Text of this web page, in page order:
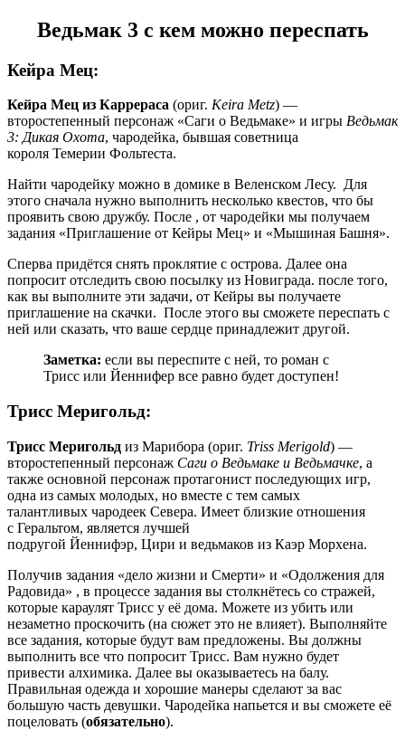
Ведьмак 3 с кем можно переспать
Кейра Мец:
Кейра Мец из Каррераса (ориг. Keira Metz) —
второстепенный персонаж «Саги о Ведьмаке» и игры Ведьмак
3: Дикая Охота, чародейка, бывшая советница
короля Темерии Фольтеста.
Найти чародейку можно в домике в Веленском Лесу. Для
этого сначала нужно выполнить несколько квестов, что бы
проявить свою дружбу. После , от чародейки мы получаем
задания «Приглашение от Кейры Мец» и «Мышиная Башня».
Сперва придётся снять проклятие с острова. Далее она
попросит отследить свою посылку из Новиграда. после того,
как вы выполните эти задачи, от Кейры вы получаете
приглашение на скачки. После этого вы сможете переспать с
ней или сказать, что ваше сердце принадлежит другой.
Заметка: если вы переспите с ней, то роман с
Трисс или Йеннифер все равно будет доступен!
Трисс Меригольд:
Трисс Меригольд из Марибора (ориг. Triss Merigold) —
второстепенный персонаж Саги о Ведьмаке и Ведьмачке, а
также основной персонаж протагонист последующих игр,
одна из самых молодых, но вместе с тем самых
талантливых чародеек Севера. Имеет близкие отношения
с Геральтом, является лучшей
подругой Йеннифэр, Цири и ведьмаков из Каэр Морхена.
Получив задания «дело жизни и Смерти» и «Одолжения для
Радовида» , в процессе задания вы столкнётесь со стражей,
которые караулят Трисс у её дома. Можете из убить или
незаметно проскочить (на сюжет это не влияет). Выполняйте
все задания, которые будут вам предложены. Вы должны
выполнить все что попросит Трисс. Вам нужно будет
привести алхимика. Далее вы оказываетесь на балу.
Правильная одежда и хорошие манеры сделают за вас
большую часть девушки. Чародейка напьется и вы сможете её
поцеловать (обязательно).